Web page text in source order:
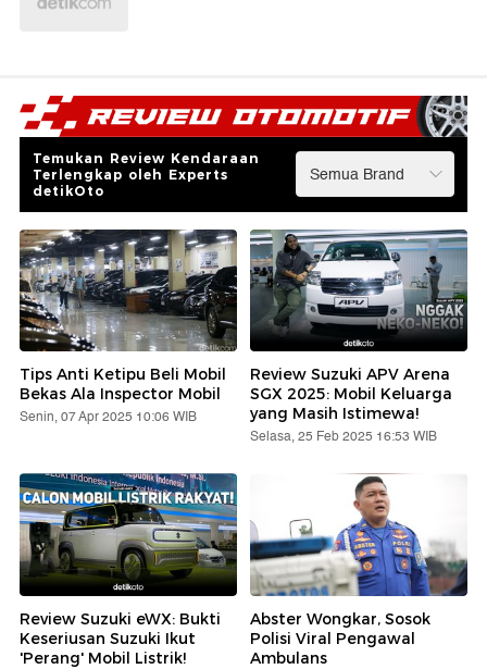
Temukan Review Kendaraan
Terlengkap oleh Experts
detikOto
Tips Anti Ketipu Beli Mobil
Bekas Ala Inspector Mobil
Senin, 07 Apr 2025 10:06 WIB
Review Suzuki APV Arena
SGX 2025: Mobil Keluarga
yang Masih Istimewa!
Selasa, 25 Feb 2025 16:53 WIB
Review Suzuki eWX: Bukti
Keseriusan Suzuki Ikut
'Perang' Mobil Listrik!
Abster Wongkar, Sosok
Polisi Viral Pengawal
Ambulans